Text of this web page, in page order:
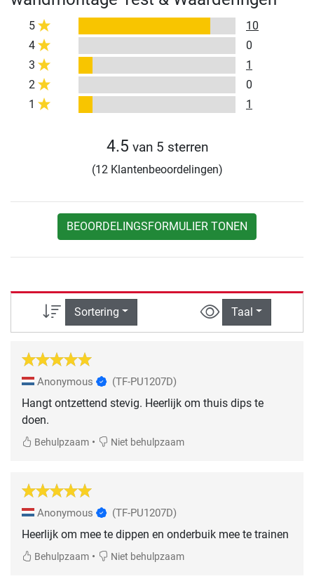
5
10
4
0
3
1
2
0
1
1
4.5 van 5 sterren
(12 Klantenbeoordelingen)
BEOORDELINGSFORMULIER TONEN
Sortering Taal
Anonymous (TF-PU1207D)
Hangt ontzettend stevig. Heerlijk om thuis dips te
doen.
Behulpzaam • Niet behulpzaam
Anonymous (TF-PU1207D)
Heerlijk om mee te dippen en onderbuik mee te trainen
Behulpzaam • Niet behulpzaam